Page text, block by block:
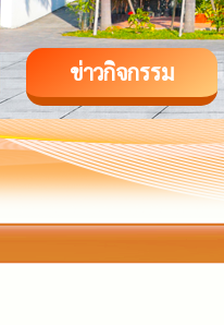
ข่าวกิจกรรม